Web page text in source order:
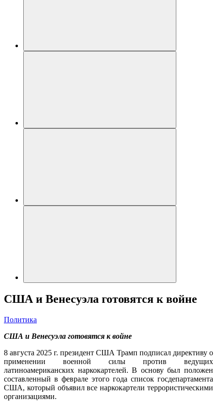
США и Венесуэла готовятся к войне
Политика
США и Венесуэла готовятся к войне
8 августа 2025 г. президент США Трамп подписал директиву о
применении военной силы против ведущих
латиноамериканских наркокартелей. В основу был положен
составленный в феврале этого года список госдепартамента
США, который объявил все наркокартели террористическими
организациями.